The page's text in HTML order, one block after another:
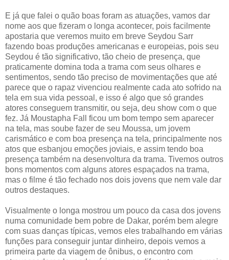
E já que falei o quão boas foram as atuações, vamos dar
nome aos que fizeram o longa acontecer, pois facilmente
apostaria que veremos muito em breve Seydou Sarr
fazendo boas produções americanas e europeias, pois seu
Seydou é tão significativo, tão cheio de presença, que
praticamente domina toda a trama com seus olhares e
sentimentos, sendo tão preciso de movimentações que até
parece que o rapaz vivenciou realmente cada ato sofrido na
tela em sua vida pessoal, e isso é algo que só grandes
atores conseguem transmitir, ou seja, deu show com o que
fez. Já Moustapha Fall ficou um bom tempo sem aparecer
na tela, mas soube fazer de seu Moussa, um jovem
carismático e com boa presença na tela, principalmente nos
atos que esbanjou emoções joviais, e assim tendo boa
presença também na desenvoltura da trama. Tivemos outros
bons momentos com alguns atores espaçados na trama,
mas o filme é tão fechado nos dois jovens que nem vale dar
outros destaques.
Visualmente o longa mostrou um pouco da casa dos jovens
numa comunidade bem pobre de Dakar, porém bem alegre
com suas danças típicas, vemos eles trabalhando em várias
funções para conseguir juntar dinheiro, depois vemos a
primeira parte da viagem de ônibus, o encontro com